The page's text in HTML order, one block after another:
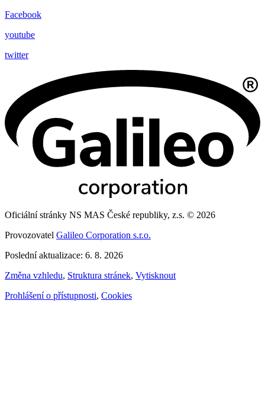
Facebook
youtube
twitter
Oficiální stránky NS MAS České republiky, z.s. © 2026
Provozovatel Galileo Corporation s.r.o.
Poslední aktualizace: 6. 8. 2026
Změna vzhledu, Struktura stránek, Vytisknout
Prohlášení o přístupnosti, Cookies